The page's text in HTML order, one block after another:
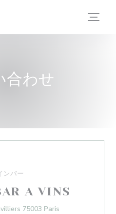
合わせ
ンバー
A VINS
75003 Paris